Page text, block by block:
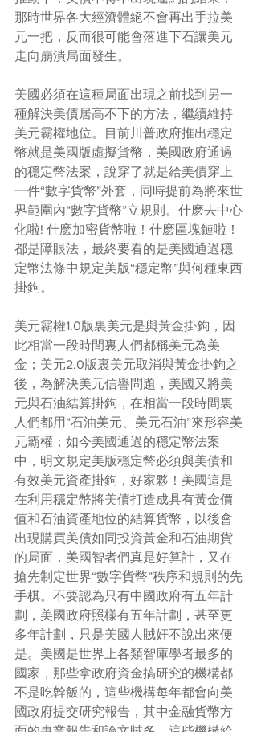
那時世界各大經濟體絕不會再出手拉美
元一把，反而很可能會落進下石讓美元
走向崩潰局面發生。
美國必須在這種局面出現之前找到另一
種解決美債居高不下的方法，繼續維持
美元霸權地位。目前川普政府推出穩定
幣就是美國版虛擬貨幣，美國政府通過
的穩定幣法案，說穿了就是給美債穿上
一件“數字貨幣”外套，同時提前為將來世
界範圍內“數字貨幣”立規則。什麽去中心
化啦! 什麽加密貨幣啦！什麽區塊鏈啦！
都是障眼法，最終要看的是美國通過穩
定幣法條中規定美版“穩定幣”與何種東西
掛鉤。
美元霸權1.0版裏美元是與黃金掛鉤，因
此相當一段時間裏人們都稱美元為美
金；美元2.0版裏美元取消與黃金掛鉤之
後，為解決美元信譽問題，美國又將美
元與石油結算掛鉤，在相當一段時間裏
人們都用“石油美元、美元石油”來形容美
元霸權；如今美國通過的穩定幣法案
中，明文規定美版穩定幣必須與美債和
有效美元資產掛鉤，好家夥！美國這是
在利用穩定幣將美債打造成具有黃金價
值和石油資產地位的結算貨幣，以後會
出現購買美債如同投資黃金和石油期貨
的局面，美國智者們真是好算計，又在
搶先制定世界“數字貨幣”秩序和規則的先
手棋。不要認為只有中國政府有五年計
劃，美國政府照樣有五年計劃，甚至更
多年計劃，只是美國人賊奸不說出來便
是。美國是世界上各類智庫學者最多的
國家，那些拿政府資金搞研究的機構都
不是吃幹飯的，這些機構每年都會向美
國政府提交研究報告，其中金融貨幣方